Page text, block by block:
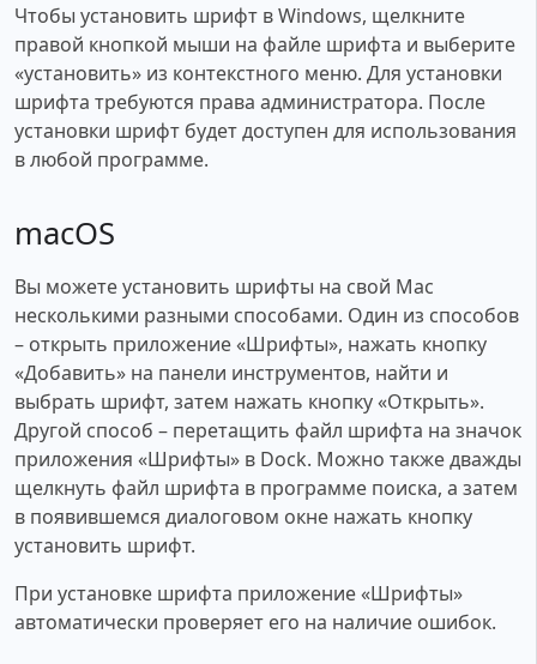
Чтобы установить шрифт в Windows, щелкните
правой кнопкой мыши на файле шрифта и выберите
«установить» из контекстного меню. Для установки
шрифта требуются права администратора. После
установки шрифт будет доступен для использования
в любой программе.
macOS
Вы можете установить шрифты на свой Mac
несколькими разными способами. Один из способов
– открыть приложение «Шрифты», нажать кнопку
«Добавить» на панели инструментов, найти и
выбрать шрифт, затем нажать кнопку «Открыть».
Другой способ – перетащить файл шрифта на значок
приложения «Шрифты» в Dock. Можно также дважды
щелкнуть файл шрифта в программе поиска, а затем
в появившемся диалоговом окне нажать кнопку
установить шрифт.
При установке шрифта приложение «Шрифты»
автоматически проверяет его на наличие ошибок.